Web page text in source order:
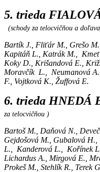
5. trieda
(schody za telocvičňou a
Bartík J., Fliťár M., Grešo
Kapitáň L., Katrák M.,
Koky D., Krišandová E.,
Moravčík L., Neumanová
F., Vojtková K., Žuffová E.
6. trieda HNEDÁ
za telocvičňou )
Bartoš M., Daňová N.,
Gejdošová M., Gubalová
L., Kanderová L., Kořínek
Lichardus A., Mirgová E.,
Prokeš M., Stehlík R., Terek